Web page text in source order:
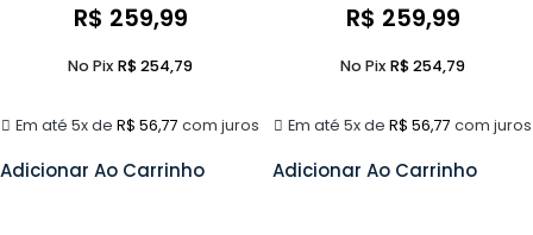
R$ 259,99
Em até 5x de R$ 56,77 com juros
No Pix R$254,79
Adicionar Ao Carrinho
R$ 259,99
Em até 5x de R$ 56,77 com juros
No Pix R$254,79
Adicionar Ao Carrinho